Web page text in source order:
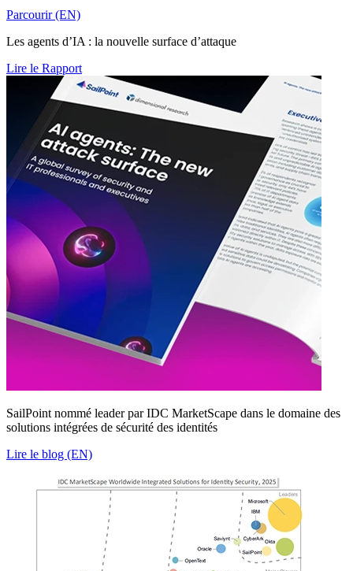
Parcourir (EN)
Les agents d’IA : la nouvelle surface d’attaque
Lire le Rapport
SailPoint nommé leader par IDC MarketScape dans le domaine des
solutions intégrées de sécurité des identités
Lire le blog (EN)